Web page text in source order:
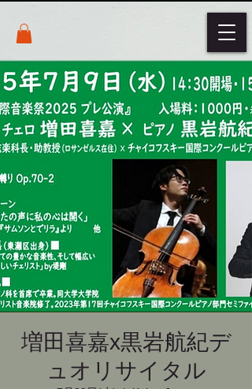
増田喜嘉x黒岩航紀デ
ュオリサイタル